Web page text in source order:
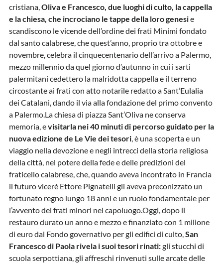
cristiana,Oliva e Francesco, due luoghi di culto, la cappella
e la chiesa, che incrociano le tappe della loro genesie
scandiscono le vicende dell’ordine dei frati Minimi fondato
dal santo calabrese, che quest’anno, proprio tra ottobre e
novembre, celebra il cinquecentenario dell’arrivo a Palermo,
mezzo millennio da quel giorno d’autunno in cui i sarti
palermitani cedettero la malridotta cappella e il terreno
circostante ai frati con atto notarile redatto a Sant’Eulalia
dei Catalani, dando il via alla fondazione del primo convento
a Palermo.La chiesa di piazza Sant’Oliva ne conserva
memoria, evisitarla nei 40 minuti di percorso guidato per la
nuova edizione de Le Vie dei tesori, è una scoperta e un
viaggio nella devozione e negli intrecci della storia religiosa
della città, nel potere della fede e delle predizioni del
fraticello calabrese, che, quando aveva incontrato in Francia
il futuro viceré Ettore Pignatelli gli aveva preconizzato un
fortunato regno lungo 18 anni e un ruolo fondamentale per
l’avvento dei frati minori nel capoluogo.Oggi, dopo il
restauro durato un anno e mezzo e finanziato con 1 milione
di euro dal Fondo governativo per gli edifici di culto,San
Francesco di Paola rivela i suoi tesori rinati:gli stucchi di
scuola serpottiana, gli affreschi rinvenuti sulle arcate delle